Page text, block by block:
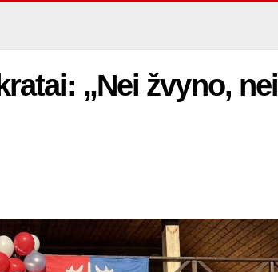
„Nei žvyno, nei